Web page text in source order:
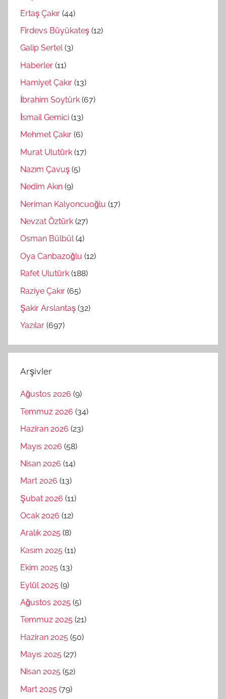
Ertaş Çakır (44)
Firdevs Büyükateş (12)
Galip Sertel(3)
Haberler (11)
Hamiyet Çakır (13)
İbrahim Soytürk (67)
İsmail Gemici (13)
Mehmet Çakır (6)
Murat Ulutürk (17)
Nazım Çavuş (5)
Nedim Akın (9)
Neriman Kalyoncuoğlu (17)
Nevzat Öztürk (27)
Osman Bülbül(4)
Oya Canbazoğlu (12)
Rafet Ulutürk (188)
Raziye Çakır (65)
Şakir Arslantaş (32)
Yazılar (697)
Arşivler
Ağustos 2026 (9)
Temmuz 2026 (34)
Haziran 2026 (23)
Mayıs 2026 (58)
Nisan 2026 (14)
Mart 2026 (13)
Şubat 2026 (11)
Ocak 2026 (12)
Aralık 2025 (8)
Kasım 2025 (11)
Ekim 2025 (13)
Eylül 2025 (9)
Ağustos 2025 (5)
Temmuz 2025 (21)
Haziran 2025 (50)
Mayıs 2025 (27)
Nisan 2025 (52)
Mart 2025 (79)